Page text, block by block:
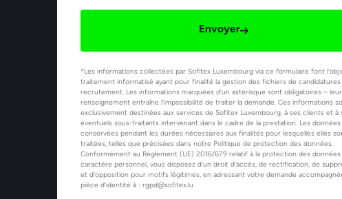
Envoyer
*Les informations collectées par Sofitex Luxembourg via ce formulaire font
traitement informatisé ayant pour finalité la gestion des fichiers de
recrutement. Les informations marquées d’un astérisque sont obligatoires –
renseignement entraîne l’impossibilité de traiter la demande. Ces informations
exclusivement destinées aux services de Sofitex Luxembourg, à ses clients et à
éventuels sous-traitants intervenant dans le cadre de la prestation. Les
conservées pendant les durées nécessaires aux finalités pour lesquelles elles
traitées, telles que précisées dans notre Politique de protection des données.
Conformément au Règlement (UE) 2016/679 relatif à la protection des données
caractère personnel, vous disposez d’un droit d’accès, de rectification, de
et d’opposition pour motifs légitimes, en adressant votre demande
pièce d’identité à : rgpd@sofitex.lu